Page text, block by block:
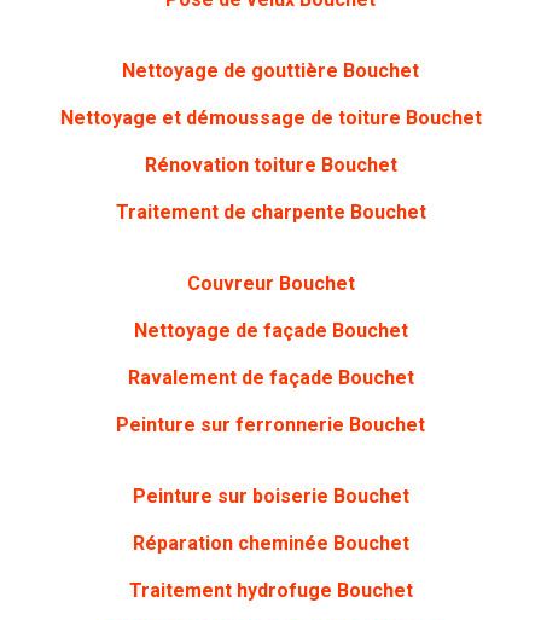
Nettoyage de gouttière Bouchet
Nettoyage et démoussage de toiture Bouchet
Rénovation toiture Bouchet
Traitement de charpente Bouchet
Couvreur Bouchet
Nettoyage de façade Bouchet
Ravalement de façade Bouchet
Peinture sur ferronnerie Bouchet
Peinture sur boiserie Bouchet
Réparation cheminée Bouchet
Traitement hydrofuge Bouchet